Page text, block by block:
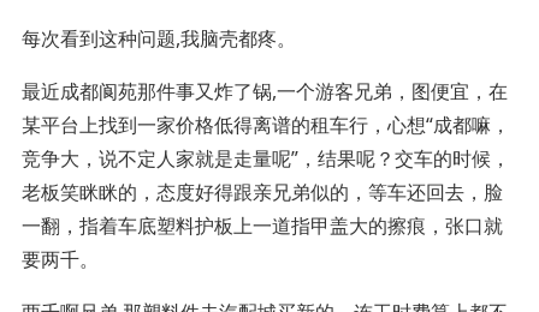
每次看到这种问题,我脑壳都疼。
最近成都阆苑那件事又炸了锅,一个游客兄弟，图便宜，在
某平台上找到一家价格低得离谱的租车行，心想“成都嘛，
竞争大，说不定人家就是走量呢”，结果呢？交车的时候，
老板笑眯眯的，态度好得跟亲兄弟似的，等车还回去，脸
一翻，指着车底塑料护板上一道指甲盖大的擦痕，张口就
要两千。